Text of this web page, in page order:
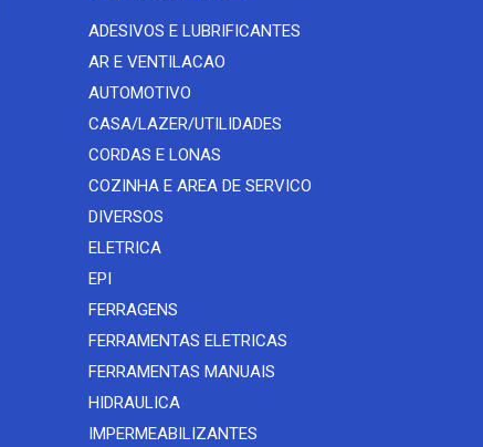
ADESIVOS E LUBRIFICANTES
AR E VENTILACAO
AUTOMOTIVO
CASA/LAZER/UTILIDADES
CORDAS E LONAS
COZINHA E AREA DE SERVICO
DIVERSOS
ELETRICA
EPI
FERRAGENS
FERRAMENTAS ELETRICAS
FERRAMENTAS MANUAIS
HIDRAULICA
IMPERMEABILIZANTES